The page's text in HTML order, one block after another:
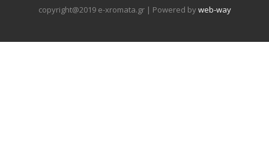
copyright@2019 e-xromata.gr | Powered byweb-way